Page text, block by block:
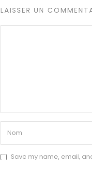
LAISSER UN
Save my name, email,